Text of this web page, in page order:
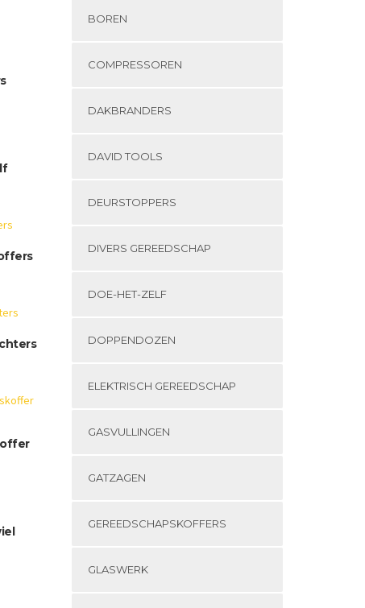
BOREN
COMPRESSOREN
DAKBRANDERS
DAVID TOOLS
DEURSTOPPERS
DIVERS GEREEDSCHAP
DOE-HET-ZELF
DOPPENDOZEN
ELEKTRISCH GEREEDSCHAP
GASVULLINGEN
GATZAGEN
GEREEDSCHAPSKOFFERS
GLASWERK